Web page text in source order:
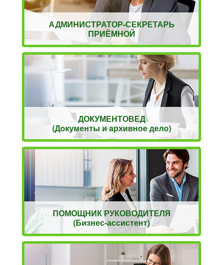
АДМИНИСТРАТОР-СЕКРЕТАРЬ
ПРИЁМНОЙ
ДОКУМЕНТОВЕД
(Документы и архивное дело)
ПОМОЩНИК РУКОВОДИТЕЛЯ
(Бизнес-ассистент)